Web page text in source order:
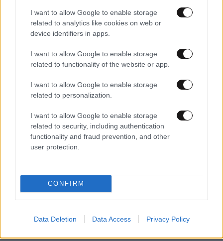
I want to allow Google to enable storage
related to analytics like cookies on web or
device identifiers in apps.
I want to allow Google to enable storage
related to functionality of the website or app.
I want to allow Google to enable storage
related to personalization.
I want to allow Google to enable storage
related to security, including authentication
functionality and fraud prevention, and other
user protection.
CONFIRM
Data Deletion Data Access Privacy Policy
Διαβάστε και ακολουθήστε τους κανόνες σχολιασμού
ΠΡΟΣΘΗΚΗ
Ο νονος 22·05·2020 00:16
Οπα τα τσιπάκια... Που είναι ο Πάπας που τον είπαν